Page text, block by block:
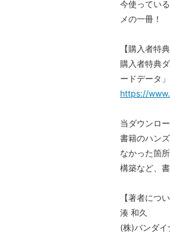
今使ってい
メの一冊！
【購入者特
購入者特典
ードデータ
https://
当ダウンロ
書籍のハン
なかった箇
構築など、
【著者につい
湊 和久
(株)バンダ